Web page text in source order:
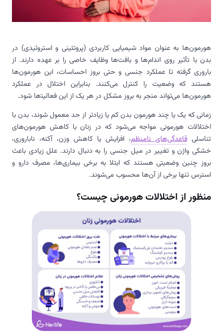
هورمون‌ها به عنوان مواد شیمیایی کاربردی (پروتئینی و استروئیدی) در
بدن با تأثیر روی اندام‌ها و بافت‌ها وظایف خاصی را بر عهده دارند. از
باروری گرفته تا عملکرد جنسی و حتی بروز احساسات، این هورمون‌ها
هستند که وضعیت را کنترل می‌کنند. بنابراین اختلال در عملکرد
هورمون‌ها می‌تواند منجر به بروز مشکل در هر یک از این فعالیت‍‌ها شود.
زمانی که یک یا چند هورمون بدن کم یا زیادتر از حد معمول شوند، بدن با
اختلالات هورمونی مواجه می‌شود که در زنان با کاهش هورمون‌های
تناسلی قاعدگی‌های نامنظم، افزایش یا کاهش وزن، آکنه، ناباروری،
خشکی واژن و تغییر در میل جنسی را به دنبال دارند. علل زیادی باعث
بروز چنین وضعیتی هستند که ابتلا به برخی بیماری‌ها، مصرف دارو و
استرس تنها برخی از آن‌ها محسوب می‌شوند.
منظور از اختلالات هورمونی چیست؟